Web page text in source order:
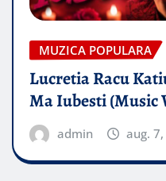
MUZICA POPULARA
Lucretia Racu
Ma Iubesti (Music
admin aug.